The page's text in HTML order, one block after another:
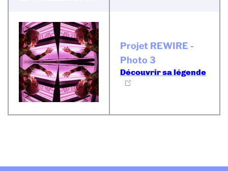
Projet REWIRE -
Photo 3
Découvrir sa légende